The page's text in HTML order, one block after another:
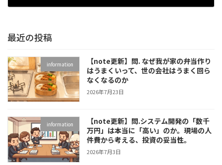
最近の投稿
information
【note更新】問. なぜ我が家の弁当作り
はうまくいって、世の会社はうまく回ら
なくなるのか
2026年7月23日
information
【note更新】問.システム開発の「数千
万円」は本当に「高い」のか。現場の人
件費から考える、投資の妥当性。
2026年7月3日